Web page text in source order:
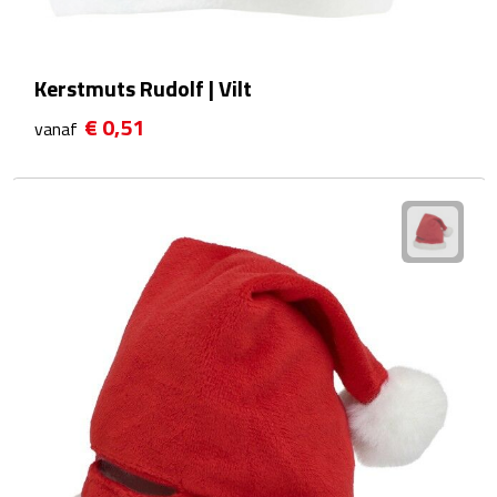
Fietssloten
Drinkwaren
Drinkbekers
Bidons
Kerstmuts Rudolf | Vilt
vanaf € 0,51